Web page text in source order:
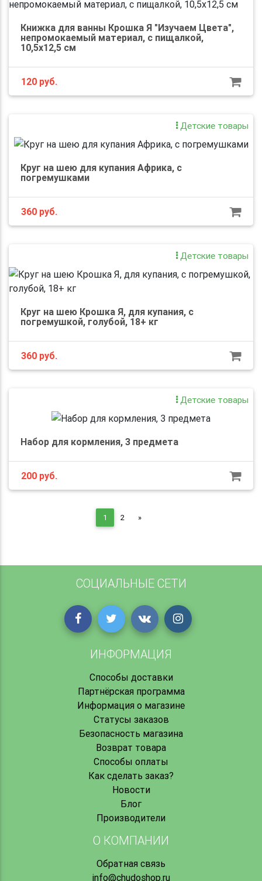
Книжка для ванны Крошка Я "Изучаем Цвета",
непромокаемый материал, с пищалкой,
10,5х12,5 см
120 руб.
Детские товары
Круг на шею для купания Африка, с
погремушками
360 руб.
Детские товары
Круг на шею Крошка Я, для купания, с
погремушкой, голубой, 18+ кг
360 руб.
Детские товары
Набор для кормления, 3 предмета
200 руб.
1 2 »Next
СОЦИАЛЬНЫЕ СЕТИ
ИНФОРМАЦИЯ
Способы доставки
Партнёрская программа
Информация о магазине
Статусы заказов
Безопасность магазина
Возврат товара
Способы оплаты
Как сделать заказ?
Новости
Блог
Производители
О КОМПАНИИ
Обратная связь
info@chudoshop.ru